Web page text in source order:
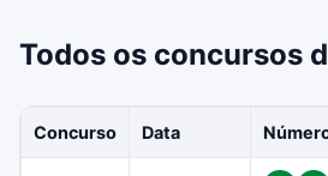
Todos os concursos
Concurso Data